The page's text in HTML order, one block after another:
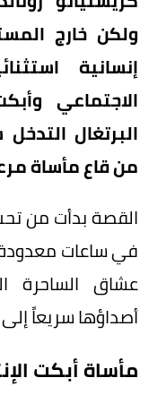
ولكن خارج
إنسانية
الاجتماعي
البرتغال
من قاع مأساة
القصة بدأت من
في ساعات
عشاق الساحرة
أصداؤها سريعاً
مأساة أبكت